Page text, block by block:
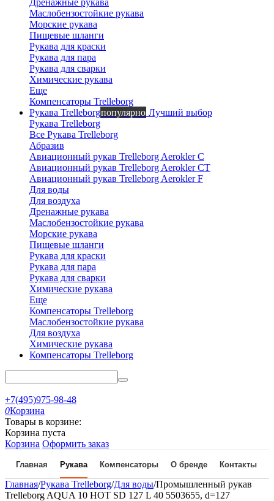
Дренажные рукава
Маслобензостойкие рукава
Морские рукава
Пищевые шланги
Рукава для краски
Рукава для пара
Рукава для сварки
Химические рукава
Еще
Компенсаторы Trelleborg
Рукава Trelleborgпопулярно Лучший выбор
Рукава Trelleborg
Все Рукава Trelleborg
Абразив
Авиационный рукав Trelleborg Aerokler C
Авиационный рукав Trelleborg Aerokler CT
Авиационный рукав Trelleborg Aerokler F
Для воды
Для воздуха
Дренажные рукава
Маслобензостойкие рукава
Морские рукава
Пищевые шланги
Рукава для краски
Рукава для пара
Рукава для сварки
Химические рукава
Еще
Компенсаторы Trelleborg
Маслобензостойкие рукава
Для воздуха
Химические рукава
Компенсаторы Trelleborg
+7(495)975-98-48
0Корзина
Товары в корзине:
Корзина пуста
Корзина Оформить заказ
Главная Рукава Компенсаторы О бренде Контакты
Главная/Рукава Trelleborg/Для воды/Промышленный рукав
Trelleborg AQUA 10 HOT SD 127 L 40 5503655, d=127